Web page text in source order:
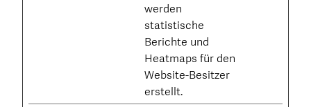
werden
statistische
Berichte und
Heatmaps für den
Website-Besitzer
erstellt.